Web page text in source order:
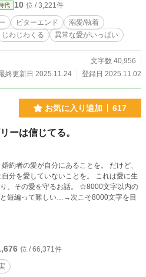
代 10 位 / 3,221件
ビターエンド
溺愛/執着
じわじわくる 異常な愛がいっぱい
文字数 40,956
終更新日 2025.11.24
登録日 2025.11.02
お気に入り追加 617
ーは信じてる。
の愛が自分にあることを。 だけど、
していないことを。 これは愛に生
守るお話。 ☆8000文字以内の
短編って難しい…→次こそ8000文字を目
位 / 66,371件